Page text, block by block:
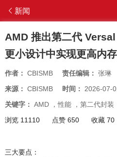
新闻
AMD 推出第二代
更小设计中实现更高内
作者： CBISMB 责任编辑： 张琳
来源： CBISMB 时间： 2026-07-
关键字： AMD ，性能 ， 第二代封装
浏览 11110
点赞 650 收藏 70
三大要点：